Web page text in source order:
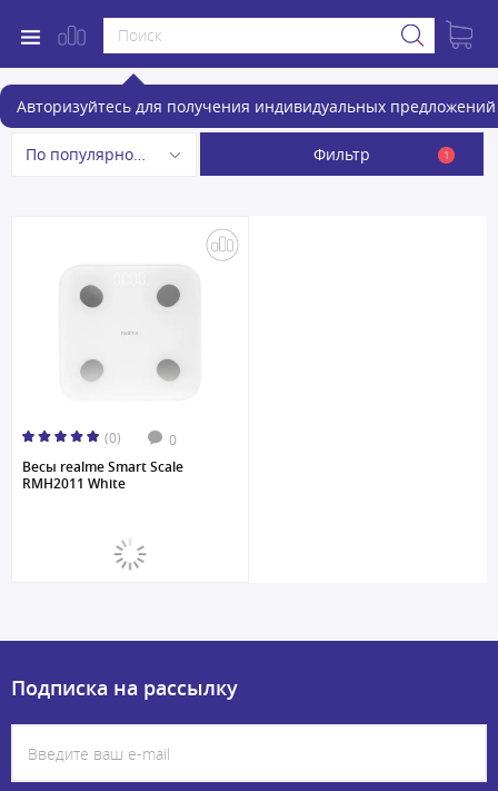
Авторизуйтесь для получения индивидуальных предложений
Умные весы
По популярности Фильтр 1
(0) 0
Весы realme Smart Scale
RMH2011 White
Подписка на рассылку